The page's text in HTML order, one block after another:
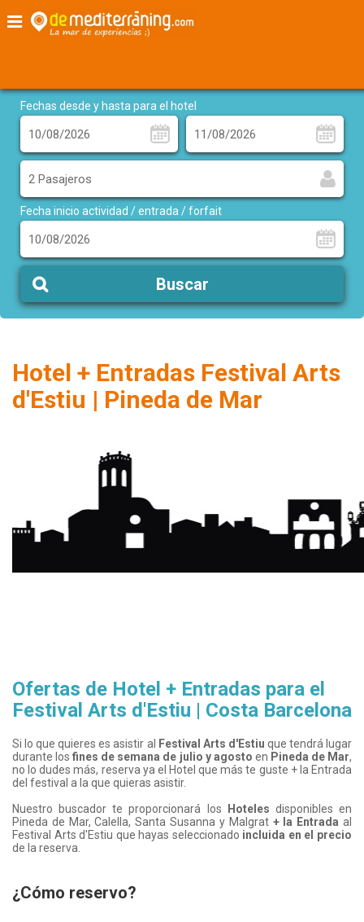
Fechas desde y hasta para el hotel
2 Pasajeros
Fecha inicio actividad / entrada / forfait
Buscar
Hotel + Entradas Festival Arts
d'Estiu | Pineda de Mar
Ofertas de Hotel + Entradas para el
Festival Arts d'Estiu | Costa Barcelona
Si lo que quieres es asistir al Festival Arts d'Estiu que tendrá lugar
durante losfines de semana de julio y agosto en Pineda de Mar,
no lo dudes más, reserva ya el Hotel que más te guste + la Entrada
del festival a la que quieras asistir.
Nuestro buscador te proporcionará los
Hoteles disponibles en
Pineda de Mar, Calella, Santa Susanna y Malgrat + la Entradaal
Festival Arts d'Estiu que hayas seleccionado incluida en el precio
de la reserva.
¿Cómo reservo?